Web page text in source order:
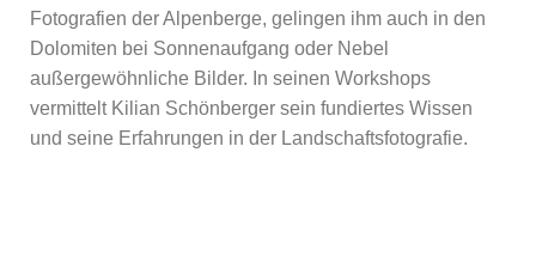
Fotografien der Alpenberge, gelingen ihm auch in den
Dolomiten bei Sonnenaufgang oder Nebel
außergewöhnliche Bilder. In seinen Workshops
vermittelt Kilian Schönberger sein fundiertes Wissen
und seine Erfahrungen in der Landschaftsfotografie.